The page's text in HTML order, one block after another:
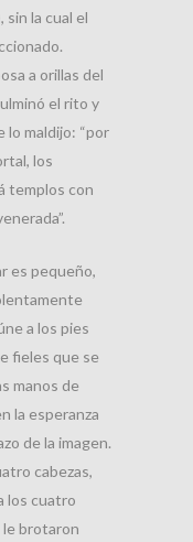
sin la cual el
a orillas del
el rito y
lo maldijo: “por
los
templos con
es pequeño,
a los pies
fieles que se
manos de
la esperanza
de la imagen.
cabezas,
los cuatro
brotaron